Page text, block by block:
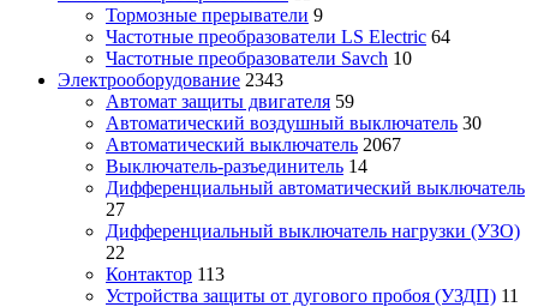
Тормозные прерыватели 9
Частотные преобразователи LS Electric 64
Частотные преобразователи Savch 10
Электрооборудование 2343
Автомат защиты двигателя 59
Автоматический воздушный выключатель 30
Автоматический выключатель 2067
Выключатель-разъединитель 14
Дифференциальный автоматический выключатель
27
Дифференциальный выключатель нагрузки (УЗО)
22
Контактор 113
Устройства защиты от дугового пробоя (УЗДП) 11